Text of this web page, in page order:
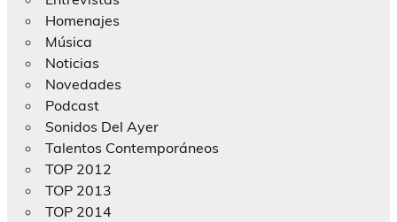
Homenajes
Música
Noticias
Novedades
Podcast
Sonidos Del Ayer
Talentos Contemporáneos
TOP 2012
TOP 2013
TOP 2014